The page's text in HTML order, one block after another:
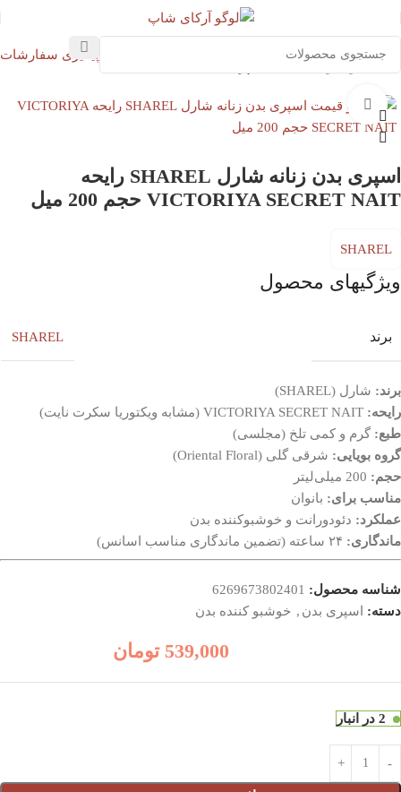
پیگیری سفارشات
خوشبو کننده بدن
SHAREL
بزرگنمایی تصویر
اسپری بدن زنانه شارل SHAREL رایحه
VICTORIYA SECRET NAIT حجم 200 میل
SHAREL
ویژگیهای محصول
برند SHAREL
برند: شارل (SHAREL)
رایحه:
طبع: گرم و کمی تلخ (مجلسی)
گروه بویایی: شرقی گلی (Oriental Floral)
حجم:
مناسب برای: بانوان
عملکرد: دئودورانت و خوشبوکننده بدن
ماندگاری:
شناسه محصول: 6269673802401
دسته: اسپری بدن , خوشبو کننده بدن
539,000 تومان
2 در انبار